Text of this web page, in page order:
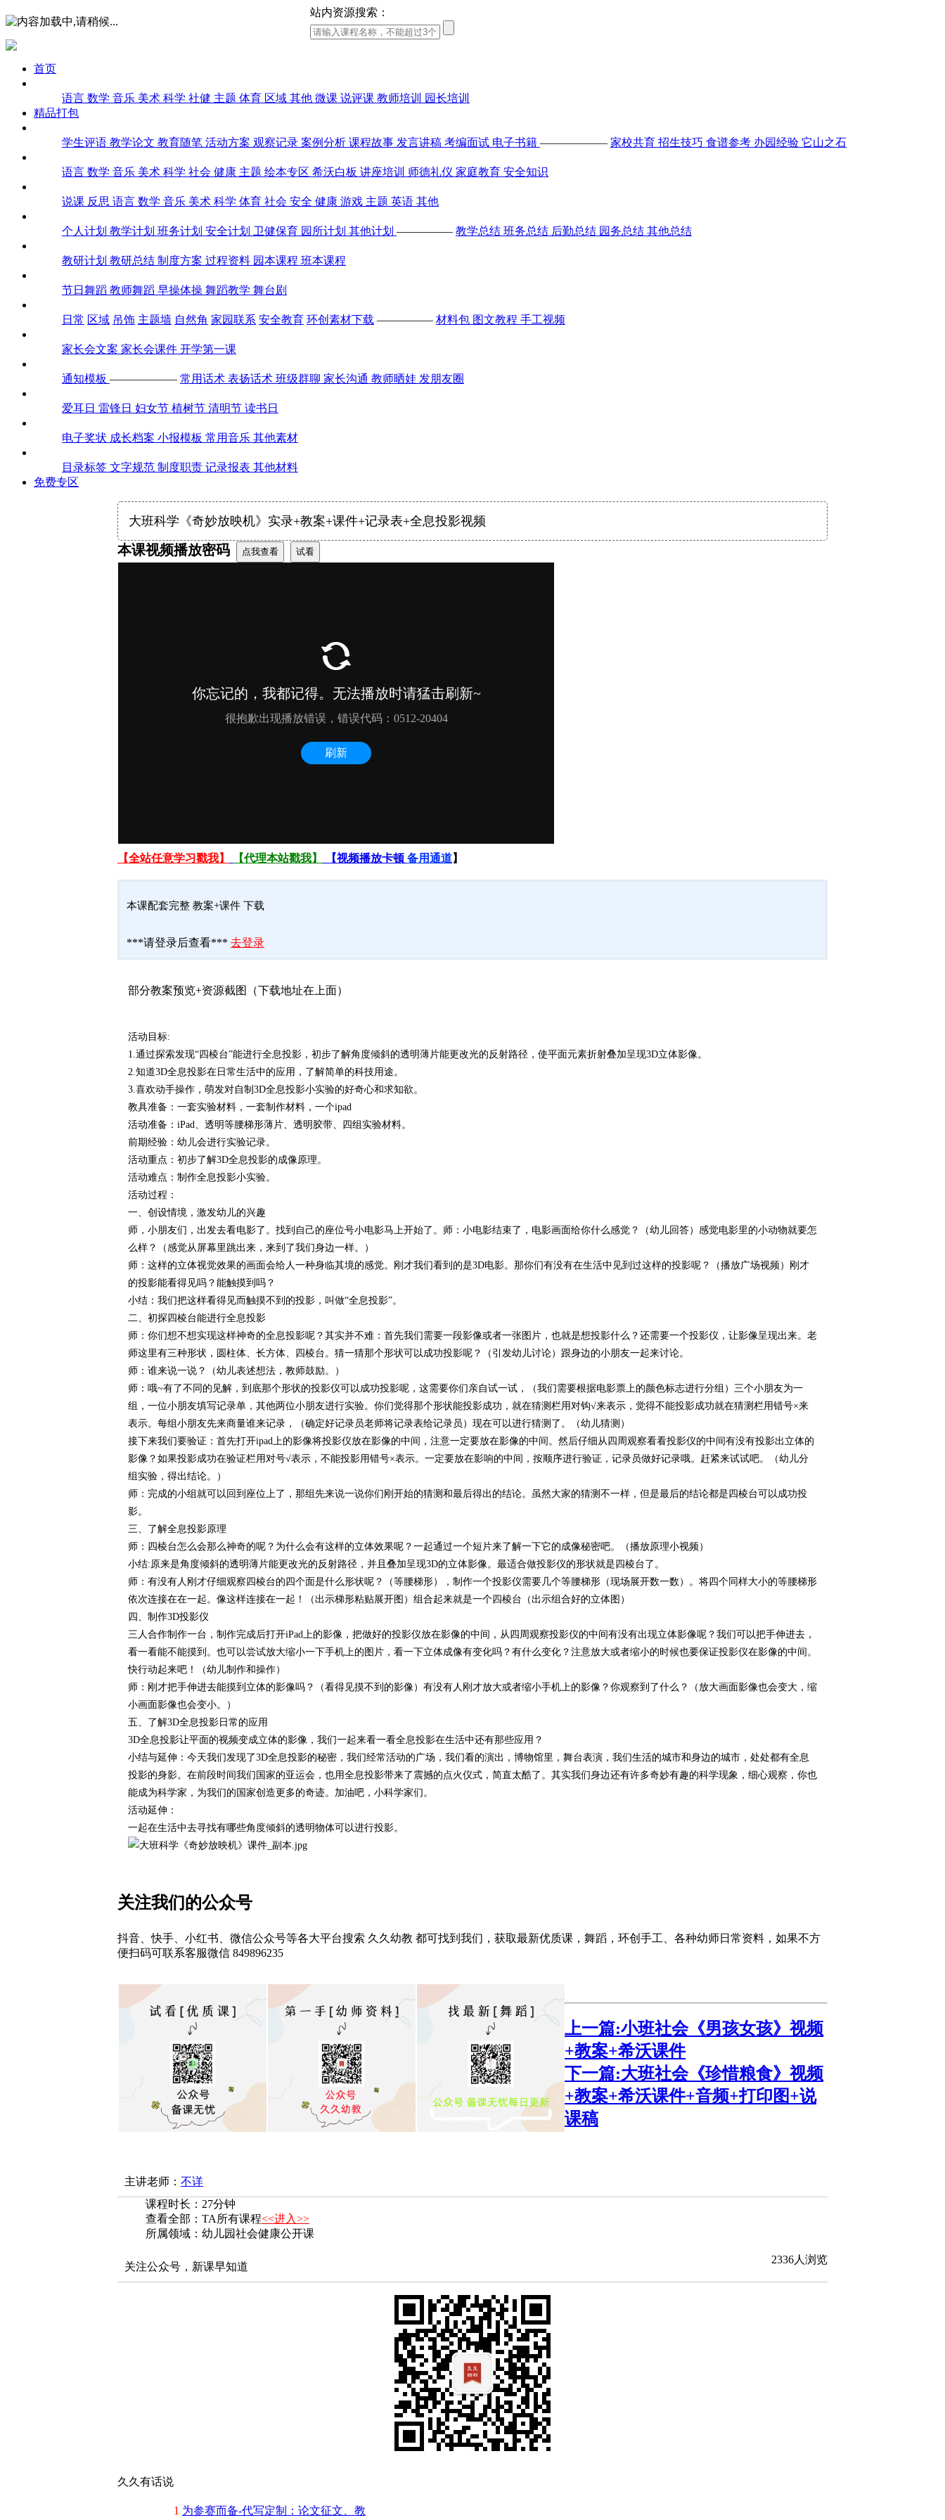
站内资源搜索：
首页
语言 数学 音乐 美术 科学 社健 主题 体育 区域 其他 微课 说评课 教师培训
园长培训
精品打包
学生评语 教学论文 教育随笔 活动方案 观察记录 案例分析 课程故事 发言讲稿 考编面试 电子书籍 —————— 家校共育 招生技巧 食谱参考 办园经验 它山之石
语言 数学 音乐 美术 科学 社会 健康 主题 绘本专区 希沃白板 讲座培训 师德礼仪 家庭教育 安全知识
说课 反思 语言 数学 音乐 美术 科学 体育 社会 安全 健康 游戏 主题 英语 其他
个人计划 教学计划 班务计划 安全计划 卫健保育 园所计划 其他计划 ————— 教学总结 班务总结 后勤总结 园务总结 其他总结
教研计划 教研总结 制度方案 过程资料 园本课程 班本课程
节日舞蹈 教师舞蹈 早操体操 舞蹈教学 舞台剧
日常 区域 吊饰 主题墙 自然角 家园联系 安全教育 环创素材下载 ————— 材料包 图文教程 手工视频
家长会文案 家长会课件 开学第一课
通知模板 —————— 常用话术 表扬话术 班级群聊 家长沟通 教师晒娃 发朋友圈
爱耳日 雷锋日 妇女节 植树节 清明节 读书日
电子奖状 成长档案 小报模板 常用音乐 其他素材
目录标签 文字规范 制度职责 记录报表 其他材料
免费专区
大班科学《奇妙放映机》实录+教案+课件+记录表+全息投影视频
本课视频播放密码
【全站任意学习戳我】 【代理本站戳我】 【视频播放卡顿 备用通道】
本课配套完整 教案+课件 下载
***请登录后查看*** 去登录
部分教案预览+资源截图（下载地址在上面）
活动目标:
1.通过探索发现“四棱台”能进行全息投影，初步了解角度倾斜的透明薄片能更改光的反射路径，使平面元素折射叠加呈现3D立体影像。
2.知道3D全息投影在日常生活中的应用，了解简单的科技用途。
3.喜欢动手操作，萌发对自制3D全息投影小实验的好奇心和求知欲。
教具准备：一套实验材料，一套制作材料，一个ipad
活动准备：iPad、透明等腰梯形薄片、透明胶带、四组实验材料。
前期经验：幼儿会进行实验记录。
活动重点：初步了解3D全息投影的成像原理。
活动难点：制作全息投影小实验。
活动过程：
一、创设情境，激发幼儿的兴趣
师，小朋友们，出发去看电影了。找到自己的座位号小电影马上开始了。师：小电影结束了，电影画面给你什么感觉？（幼儿回答）感觉电影里的小动物就要怎
么样？（感觉从屏幕里跳出来，来到了我们身边一样。）
师：这样的立体视觉效果的画面会给人一种身临其境的感觉。刚才我们看到的是3D电影。那你们有没有在生活中见到过这样的投影呢？（播放广场视频）刚才
的投影能看得见吗？能触摸到吗？
小结：我们把这样看得见而触摸不到的投影，叫做“全息投影”。
二、初探四棱台能进行全息投影
师：你们想不想实现这样神奇的全息投影呢？其实并不难：首先我们需要一段影像或者一张图片，也就是想投影什么？还需要一个投影仪，让影像呈现出来。老
师这里有三种形状，圆柱体、长方体、四棱台。猜一猜那个形状可以成功投影呢？（引发幼儿讨论）跟身边的小朋友一起来讨论。
师：谁来说一说？（幼儿表述想法，教师鼓励。）
师：哦~有了不同的见解，到底那个形状的投影仪可以成功投影呢，这需要你们亲自试一试，（我们需要根据电影票上的颜色标志进行分组）三个小朋友为一
组，一位小朋友填写记录单，其他两位小朋友进行实验。你们觉得那个形状能投影成功，就在猜测栏用对钩√来表示，觉得不能投影成功就在猜测栏用错号×来
表示。每组小朋友先来商量谁来记录，（确定好记录员老师将记录表给记录员）现在可以进行猜测了。（幼儿猜测）
接下来我们要验证：首先打开ipad上的影像将投影仪放在影像的中间，注意一定要放在影像的中间。然后仔细从四周观察看看投影仪的中间有没有投影出立体的
影像？如果投影成功在验证栏用对号√表示，不能投影用错号×表示。一定要放在影响的中间，按顺序进行验证，记录员做好记录哦。赶紧来试试吧。（幼儿分
组实验，得出结论。）
师：完成的小组就可以回到座位上了，那组先来说一说你们刚开始的猜测和最后得出的结论。虽然大家的猜测不一样，但是最后的结论都是四棱台可以成功投
影。
三、了解全息投影原理
师：四棱台怎么会那么神奇的呢？为什么会有这样的立体效果呢？一起通过一个短片来了解一下它的成像秘密吧。（播放原理小视频）
小结:原来是角度倾斜的透明薄片能更改光的反射路径，并且叠加呈现3D的立体影像。最适合做投影仪的形状就是四棱台了。
师：有没有人刚才仔细观察四棱台的四个面是什么形状呢？（等腰梯形），制作一个投影仪需要几个等腰梯形（现场展开数一数）。将四个同样大小的等腰梯形
依次连接在在一起。像这样连接在一起！（出示梯形粘贴展开图）组合起来就是一个四棱台（出示组合好的立体图）
四、制作3D投影仪
三人合作制作一台，制作完成后打开iPad上的影像，把做好的投影仪放在影像的中间，从四周观察投影仪的中间有没有出现立体影像呢？我们可以把手伸进去，
看一看能不能摸到。也可以尝试放大缩小一下手机上的图片，看一下立体成像有变化吗？有什么变化？注意放大或者缩小的时候也要保证投影仪在影像的中间。
快行动起来吧！（幼儿制作和操作）
师：刚才把手伸进去能摸到立体的影像吗？（看得见摸不到的影像）有没有人刚才放大或者缩小手机上的影像？你观察到了什么？（放大画面影像也会变大，缩
小画面影像也会变小。）
五、了解3D全息投影日常的应用
3D全息投影让平面的视频变成立体的影像，我们一起来看一看全息投影在生活中还有那些应用？
小结与延伸：今天我们发现了3D全息投影的秘密，我们经常活动的广场，我们看的演出，博物馆里，舞台表演，我们生活的城市和身边的城市，处处都有全息
投影的身影。在前段时间我们国家的亚运会，也用全息投影带来了震撼的点火仪式，简直太酷了。其实我们身边还有许多奇妙有趣的科学现象，细心观察，你也
能成为科学家，为我们的国家创造更多的奇迹。加油吧，小科学家们。
活动延伸：
一起在生活中去寻找有哪些角度倾斜的透明物体可以进行投影。
关注我们的公众号
抖音、快手、小红书、微信公众号等各大平台搜索 久久幼教 都可找到我们，获取最新优质课，舞蹈，环创手工、各种幼师日常资料，如果不方
便扫码可联系客服微信 849896235
上一篇:小班社会《男孩女孩》视频
+教案+希沃课件
下一篇:大班社会《珍惜粮食》视频
+教案+希沃课件+音频+打印图+说
课稿
主讲老师： 不详
课程时长：27分钟
查看全部：TA所有课程<<进入>>
所属领域：幼儿园社会健康公开课
2336人浏览
关注公众号，新课早知道
久久有话说
1 为参赛而备-代写定制：论文征文、教